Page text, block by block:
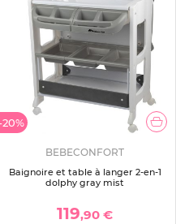
20%
BEBECONFORT
Baignoire et table à langer 2-en-1
dolphy gray mist
119,90 €